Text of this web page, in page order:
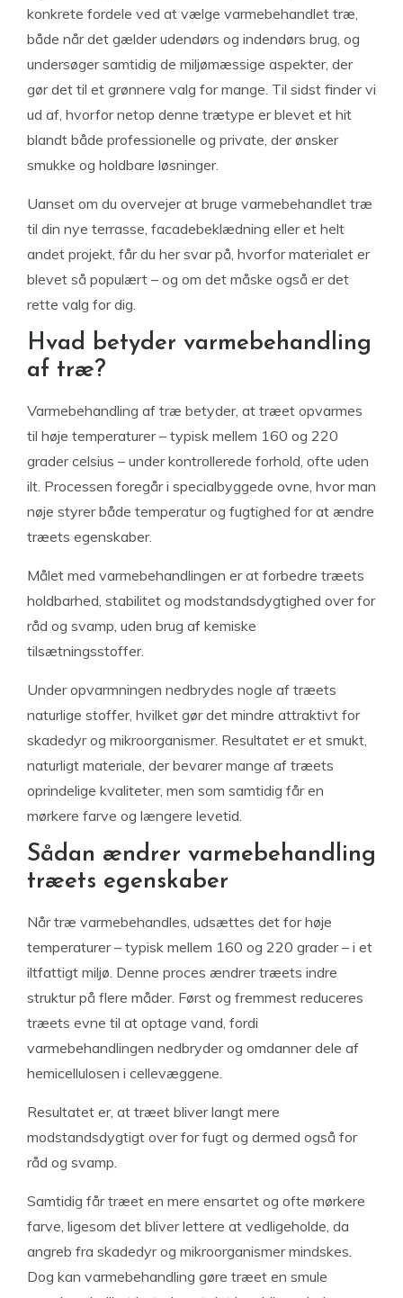
konkrete fordele ved at vælge varmebehandlet træ,
både når det gælder udendørs og indendørs brug, og
undersøger samtidig de miljømæssige aspekter, der
gør det til et grønnere valg for mange. Til sidst finder vi
ud af, hvorfor netop denne trætype er blevet et hit
blandt både professionelle og private, der ønsker
smukke og holdbare løsninger.
Uanset om du overvejer at bruge varmebehandlet træ
til din nye terrasse, facadebeklædning eller et helt
andet projekt, får du her svar på, hvorfor materialet er
blevet så populært – og om det måske også er det
rette valg for dig.
Hvad betyder varmebehandling
af træ?
Varmebehandling af træ betyder, at træet opvarmes
til høje temperaturer – typisk mellem 160 og 220
grader celsius – under kontrollerede forhold, ofte uden
ilt. Processen foregår i specialbyggede ovne, hvor man
nøje styrer både temperatur og fugtighed for at ændre
træets egenskaber.
Målet med varmebehandlingen er at forbedre træets
holdbarhed, stabilitet og modstandsdygtighed over for
råd og svamp, uden brug af kemiske
tilsætningsstoffer.
Under opvarmningen nedbrydes nogle af træets
naturlige stoffer, hvilket gør det mindre attraktivt for
skadedyr og mikroorganismer. Resultatet er et smukt,
naturligt materiale, der bevarer mange af træets
oprindelige kvaliteter, men som samtidig får en
mørkere farve og længere levetid.
Sådan ændrer varmebehandling
træets egenskaber
Når træ varmebehandles, udsættes det for høje
temperaturer – typisk mellem 160 og 220 grader – i et
iltfattigt miljø. Denne proces ændrer træets indre
struktur på flere måder. Først og fremmest reduceres
træets evne til at optage vand, fordi
varmebehandlingen nedbryder og omdanner dele af
hemicellulosen i cellevæggene.
Resultatet er, at træet bliver langt mere
modstandsdygtigt over for fugt og dermed også for
råd og svamp.
Samtidig får træet en mere ensartet og ofte mørkere
farve, ligesom det bliver lettere at vedligeholde, da
angreb fra skadedyr og mikroorganismer mindskes.
Dog kan varmebehandling gøre træet en smule